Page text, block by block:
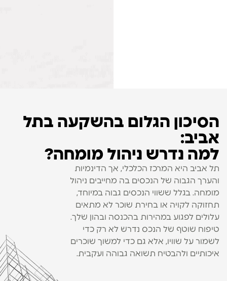
הסיכון הגלום בהשקעה בתל
אביב:
למה נדרש ניהול מומחה?
תל אביב היא המרכז הכלכלי, אך הדינמיות
והערך הגבוה של הנכסים בה מחייבים ניהול
מומחה. בגלל ששווי הנכסים גבוה במיוחד,
תחזוקה לקויה או בחירת שוכר לא מתאים
עלולים לפגוע במהירות בהכנסה ובהון שלך.
טיפוח שוטף של הנכס נדרש לא רק כדי
לשמור על שוויו, אלא גם כדי למשוך שוכרים
איכותיים ולהבטיח תשואה גבוהה ועקבית.